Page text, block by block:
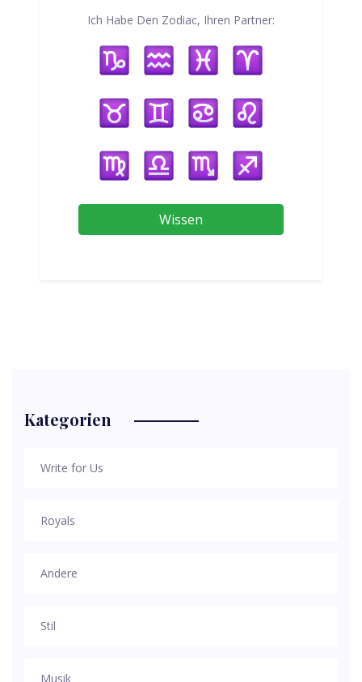
Ich Habe Den Zodiac, Ihren Partner:
Wissen
Kategorien
Write for Us
Royals
Andere
Stil
Musik